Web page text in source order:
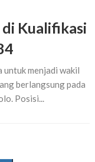
Kualifikasi
untuk menjadi wakil
berlangsung pada
Posisi...